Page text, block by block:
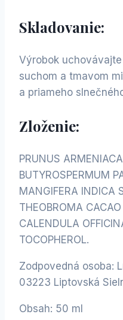
Skladovanie:
Výrobok
suchom a tmavom
a priameho
Zloženie:
PRUNUS
BUTYROSPERMUM
MANGIFERA INDICA
THEOBROMA
CALENDULA
TOCOPHEROL.
Zodpovedná osoba:
03223 Liptovská
Obsah: 50 ml